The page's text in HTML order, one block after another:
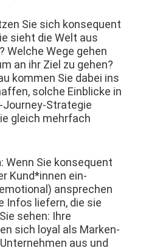
Sie sich kon­se­quent
sieht die Welt aus
Welche Wege gehen
an ihr Ziel zu gehen?
kom­men Sie dabei ins
solche Ein­blicke in
Strate­gie
gle­ich mehrfach
: Wenn Sie kon­se­quent
Kund*innen ein­
ansprechen
Infos liefern, die sie
sehen: Ihre
sich loy­al als Marken­
aus und